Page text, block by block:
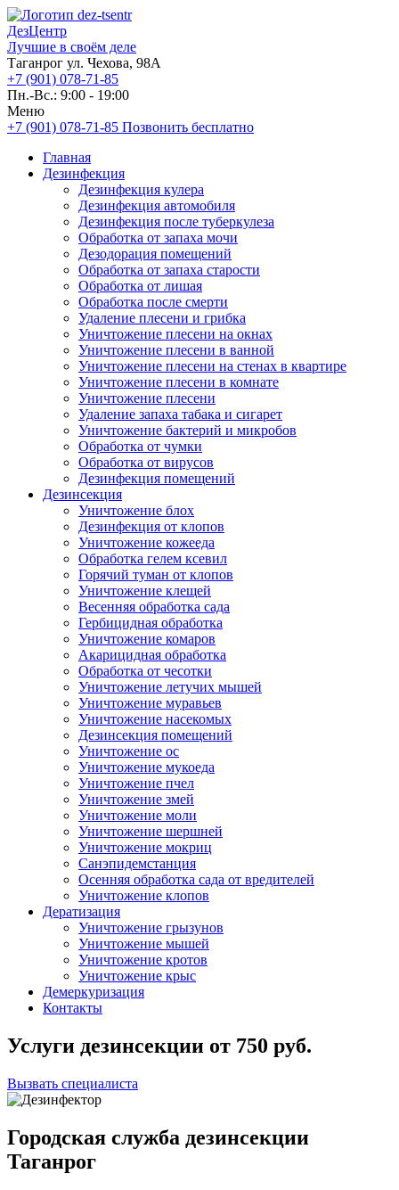
ДезЦентр
Лучшие в своём деле
Таганрог ул. Чехова, 98А
+7 (901) 078-71-85
Пн.-Вс.: 9:00 - 19:00
Меню
+7 (901) 078-71-85 Позвонить бесплатно
Главная
Дезинфекция
Дезинфекция кулера
Дезинфекция автомобиля
Дезинфекция после туберкулеза
Обработка от запаха мочи
Дезодорация помещений
Обработка от запаха старости
Обработка от лишая
Обработка после смерти
Удаление плесени и грибка
Уничтожение плесени на окнах
Уничтожение плесени в ванной
Уничтожение плесени на стенах в квартире
Уничтожение плесени в комнате
Уничтожение плесени
Удаление запаха табака и сигарет
Уничтожение бактерий и микробов
Обработка от чумки
Обработка от вирусов
Дезинфекция помещений
Дезинсекция
Уничтожение блох
Дезинфекция от клопов
Уничтожение кожееда
Обработка гелем ксевил
Горячий туман от клопов
Уничтожение клещей
Весенняя обработка сада
Гербицидная обработка
Уничтожение комаров
Акарицидная обработка
Обработка от чесотки
Уничтожение летучих мышей
Уничтожение муравьев
Уничтожение насекомых
Дезинсекция помещений
Уничтожение ос
Уничтожение мукоеда
Уничтожение пчел
Уничтожение змей
Уничтожение моли
Уничтожение шершней
Уничтожение мокриц
Санэпидемстанция
Осенняя обработка сада от вредителей
Уничтожение клопов
Дератизация
Уничтожение грызунов
Уничтожение мышей
Уничтожение кротов
Уничтожение крыс
Демеркуризация
Контакты
Услуги дезинсекции от 750 руб.
Вызвать специалиста
Городская служба дезинсекции
Таганрог